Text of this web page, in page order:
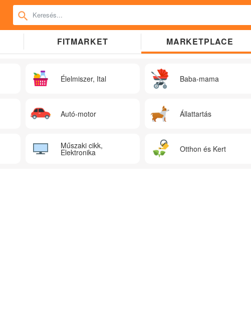
FITMARKET MARKETPLACE
Élelmiszer, Ital Baba-mama
Autó-motor Állattartás
Műszaki cikk,
Elektronika Otthon és Kert